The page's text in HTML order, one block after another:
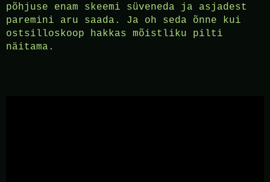
põhjuse enam skeemi süveneda ja asjadest
paremini aru saada. Ja oh seda õnne kui
ostsilloskoop hakkas mõistliku pilti
näitama.